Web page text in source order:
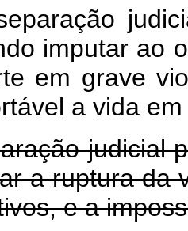
imputar ao
em grave
a vida
judicial
a ruptura da
e a